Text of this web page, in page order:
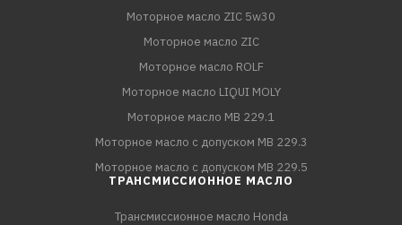
Моторное масло ZIC 5w30
Моторное масло ZIC
Моторное масло ROLF
Моторное масло LIQUI MOLY
Моторное масло MB 229.1
Моторное масло с допуском MB 229.3
Моторное масло с допуском MB 229.5
ТРАНСМИССИОННОЕ МАСЛО
Трансмиссионное масло Honda